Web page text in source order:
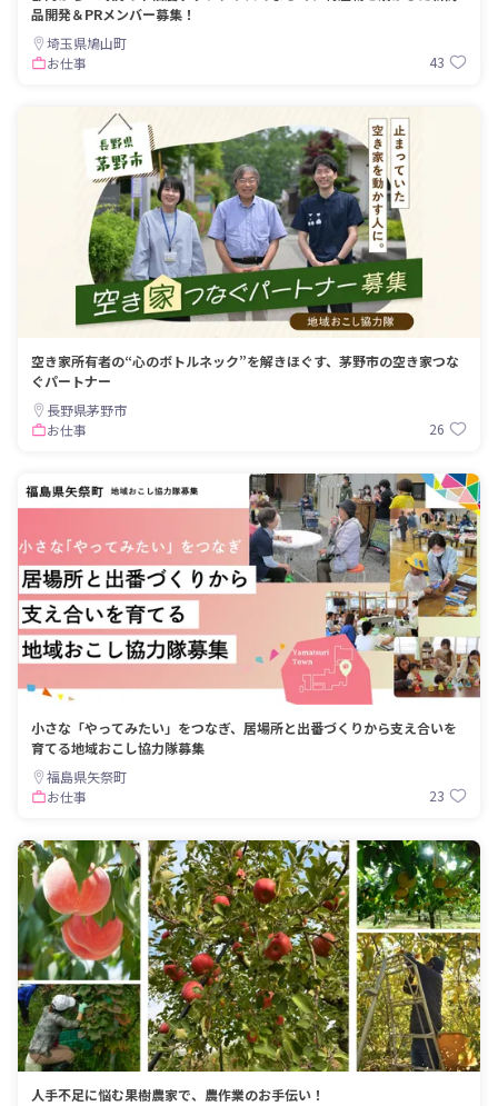
品開発＆PRメンバー募集！
埼玉県鳩山町
お仕事
43
空き家所有者の“心のボトルネック”を解きほぐす、茅野市の空き家つな
ぐパートナー
長野県茅野市
お仕事
26
小さな「やってみたい」をつなぎ、居場所と出番づくりから支え合いを
育てる地域おこし協力隊募集
福島県矢祭町
お仕事
23
人手不足に悩む果樹農家で、農作業のお手伝い！